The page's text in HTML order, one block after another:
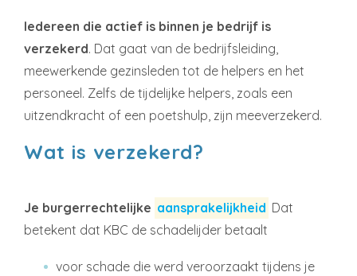
Iedereen die actief is binnen je bedrijf is
verzekerd. Dat gaat van de bedrijfsleiding,
meewerkende gezinsleden tot de helpers en het
personeel. Zelfs de tijdelijke helpers, zoals een
uitzendkracht of een poetshulp, zijn meeverzekerd.
Wat is verzekerd?
Je burgerrechtelijke aansprakelijkheid Dat
betekent dat KBC de schadelijder betaalt
voor schade die werd veroorzaakt tijdens je